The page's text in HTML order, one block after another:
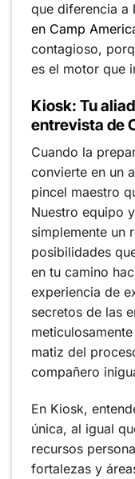
que diferencia a
en Camp
contagioso,
es el motor que
Kiosk: Tu
entrevista de
Cuando la
convierte en un
pincel maestro
Nuestro equipo
simplemente un
posibilidades
en tu camino
experiencia de
secretos de las
matiz del
compañero
En Kiosk,
única, al igual
recursos
fortalezas y